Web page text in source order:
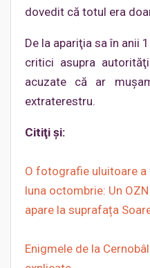
dovedit că totul era
De la apariţia sa în anii
critici asupra
acuzate că ar
extraterestru.
Citiţi şi:
O fotografie uluitoare a
luna octombrie: Un
apare la suprafața
Enigmele de la